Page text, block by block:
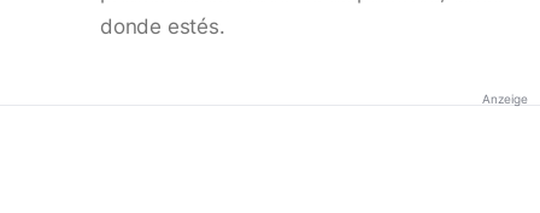
donde estés.
Anzeige